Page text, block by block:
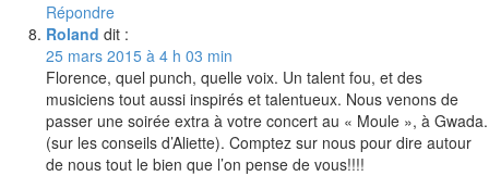
Répondre
Roland dit :
25 mars 2015 à 4 h 03 min
Florence, quel punch, quelle voix. Un talent fou, et des
musiciens tout aussi inspirés et talentueux. Nous venons de
passer une soirée extra à votre concert au « Moule », à Gwada.
(sur les conseils d’Aliette). Comptez sur nous pour dire autour
de nous tout le bien que l’on pense de vous!!!!